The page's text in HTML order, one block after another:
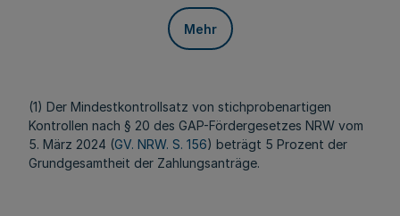
Mehr
(1) Der Mindestkontrollsatz von stichprobenartigen
Kontrollen nach § 20 des GAP-Fördergesetzes NRW vom
5. März 2024 (GV. NRW. S. 156) beträgt 5 Prozent der
Grundgesamtheit der Zahlungsanträge.